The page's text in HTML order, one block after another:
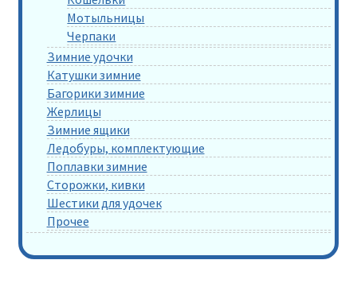
Мотыльницы
Черпаки
Зимние удочки
Катушки зимние
Багорики зимние
Жерлицы
Зимние ящики
Ледобуры, комплектующие
Поплавки зимние
Сторожки, кивки
Шестики для удочек
Прочее